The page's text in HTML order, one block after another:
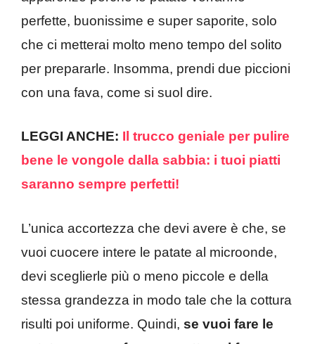
perfette, buonissime e super saporite, solo
che ci metterai molto meno tempo del solito
per prepararle. Insomma, prendi due piccioni
con una fava, come si suol dire.
LEGGI ANCHE: Il trucco geniale per pulire
bene le vongole dalla sabbia: i tuoi piatti
saranno sempre perfetti!
L’unica accortezza che devi avere è che, se
vuoi cuocere intere le patate al microonde,
devi sceglierle più o meno piccole e della
stessa grandezza in modo tale che la cottura
risulti poi uniforme. Quindi, se vuoi fare le